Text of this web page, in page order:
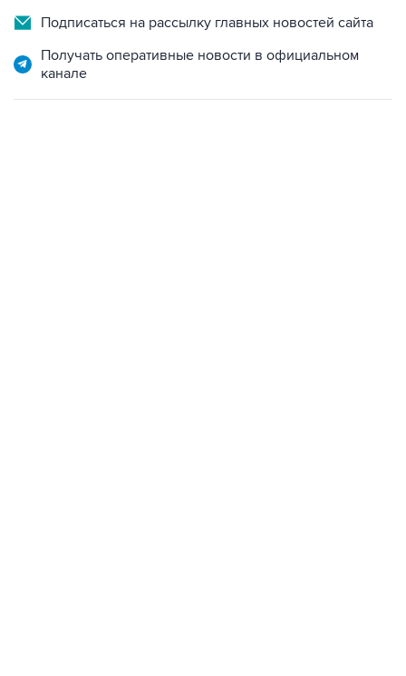
Подписаться на рассылку главных новостей сайта
Получать оперативные новости в официальном
канале